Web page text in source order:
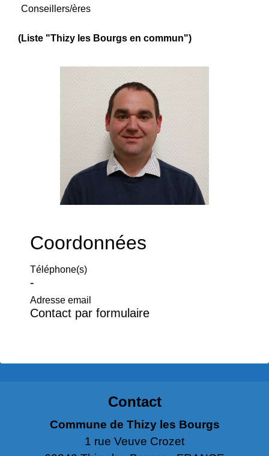
Conseillers/ères
(Liste "Thizy les Bourgs en commun")
Coordonnées
Téléphone(s)
-
Adresse email
Contact par formulaire
Contact
Commune de Thizy les Bourgs
1 rue Veuve Crozet